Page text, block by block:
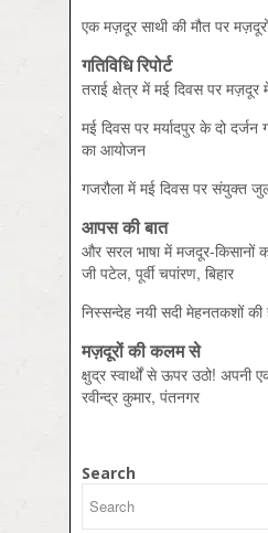
एक मज़दूर साथी की मौत पर
गतिविधि रिपोर्ट
तराई क्षेत्र में मई दिवस पर
मई दिवस पर मर्यादपुर के दो
का आयोजन
गजरौला में मई दिवस पर संयुक्‍त
आपस की बात
और सरल भाषा में मजदूर-किसानों
जी पटेल, पूर्वी चपांरण, बिहार
निस्‍सन्‍देह नयी सदी मेहनतकशों की
मज़दूरों की कलम से
क्षुद्र स्‍वार्थों से ऊपर उठो! अपनी
रवीन्‍द्र कुमार, पंतनगर
Search